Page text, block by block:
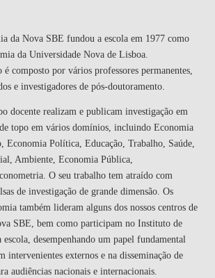
da Nova SBE fundou a escola em 1977 como
da Universidade Nova de Lisboa.
composto por vários professores permanentes,
e investigadores de pós-doutoramento.
docente realizam e publicam investigação em
topo em vários domínios, incluindo Economia
Economia Política, Educação, Trabalho, Saúde,
Ambiente, Economia Pública,
O seu trabalho tem atraído com
de investigação de grande dimensão. Os
também lideram alguns dos nossos centros de
SBE, bem como participam no Instituto de
desempenhando um papel fundamental
intervenientes externos e na disseminação de
audiências nacionais e internacionais.